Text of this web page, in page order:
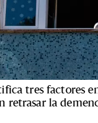
tres factores
retrasar la